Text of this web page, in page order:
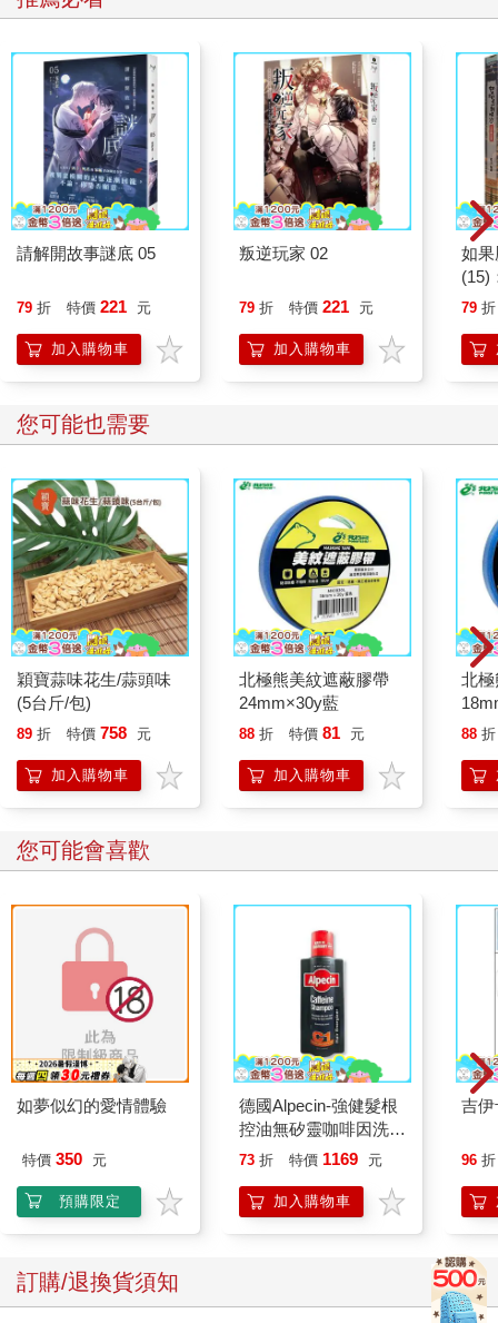
請解開故事謎底 05
79 折 特價 221 元
加入購物車
叛逆玩家 02
79 折 特價 221 元
加入購物車
如
(15)
貓
79 折
您可能也需要
穎寶蒜味花生/蒜頭味
(5台斤/包)
89 折 特價 758 元
加入購物車
北極熊美紋遮蔽膠帶
24mm×30y藍
88 折 特價 81 元
加入購物車
北
88 折
您可能會喜歡
如夢似幻的愛情體驗
特價 350 元
預購限定
德國Alpecin-強健髮根
控油無矽靈咖啡因洗髮
凝露375ml/瓶-C1強健
調理頭皮洗髮液/0矽靈
滋潤洗頭髮水/一般髮
73 折 特價 1169 元
加入購物車
吉
96 折
訂購/退換貨須知